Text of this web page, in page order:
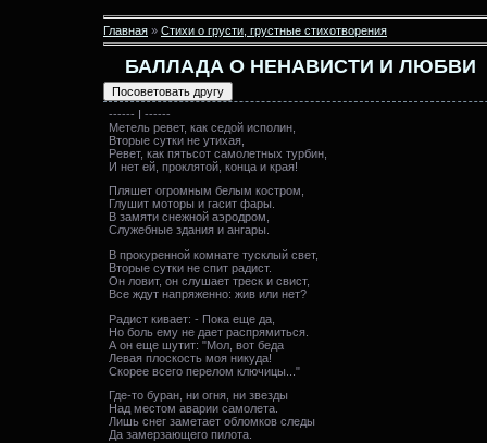
Главная » Стихи о грусти, грустные стихотворения
БАЛЛАДА О НЕНАВИСТИ И ЛЮБВИ
------ I ------
Метель ревет, как седой исполин,
Вторые сутки не утихая,
Ревет, как пятьсот самолетных турбин,
И нет ей, проклятой, конца и края!
Пляшет огромным белым костром,
Глушит моторы и гасит фары.
В замяти снежной аэродром,
Служебные здания и ангары.
В прокуренной комнате тусклый свет,
Вторые сутки не спит радист.
Он ловит, он слушает треск и свист,
Все ждут напряженно: жив или нет?
Радист кивает: - Пока еще да,
Но боль ему не дает распрямиться.
А он еще шутит: "Мол, вот беда
Левая плоскость моя никуда!
Скорее всего перелом ключицы..."
Где-то буран, ни огня, ни звезды
Над местом аварии самолета.
Лишь снег заметает обломков следы
Да замерзающего пилота.